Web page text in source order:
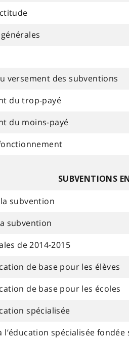
versement des subventions
du trop-payé
du moins-payé
SUBVENTIONS
subvention
subvention
de 2014-2015
de base pour les élèves
de base pour les écoles
spécialisée
l’éducation spécialisée fondée